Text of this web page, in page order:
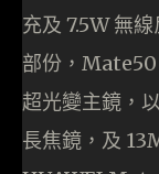
充及 7.5W 無
部份，
超光變主鏡，
長焦鏡，及